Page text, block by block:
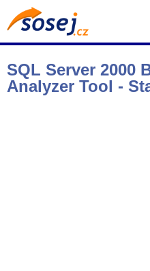
SQL Server 2000
Analyzer Tool -